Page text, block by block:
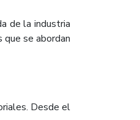
de la industria
se abordan
Desde el